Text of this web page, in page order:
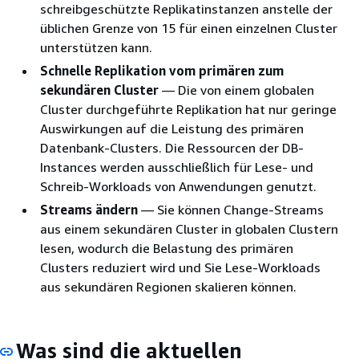
schreibgeschützte Replikatinstanzen anstelle der
üblichen Grenze von 15 für einen einzelnen Cluster
unterstützen kann.
Schnelle Replikation vom primären zum
sekundären Cluster — Die von einem globalen
Cluster durchgeführte Replikation hat nur geringe
Auswirkungen auf die Leistung des primären
Datenbank-Clusters. Die Ressourcen der DB-
Instances werden ausschließlich für Lese- und
Schreib-Workloads von Anwendungen genutzt.
Streams ändern — Sie können Change-Streams
aus einem sekundären Cluster in globalen Clustern
lesen, wodurch die Belastung des primären
Clusters reduziert wird und Sie Lese-Workloads
aus sekundären Regionen skalieren können.
Was sind die aktuellen